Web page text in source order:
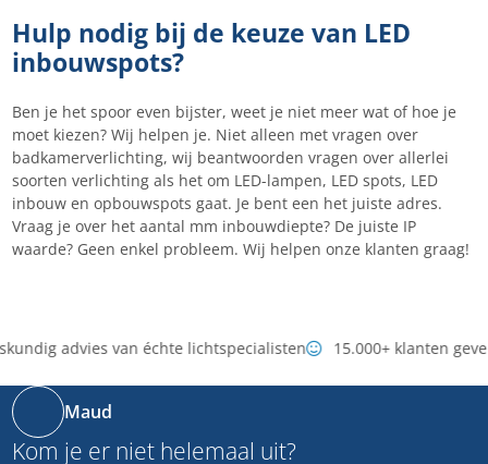
Hulp nodig bij de keuze van LED
inbouwspots?
Ben je het spoor even bijster, weet je niet meer wat of hoe je
moet kiezen? Wij helpen je. Niet alleen met vragen over
badkamerverlichting, wij beantwoorden vragen over allerlei
soorten verlichting als het om LED-lampen, LED spots, LED
inbouw en opbouwspots gaat. Je bent een het juiste adres.
Vraag je over het aantal mm inbouwdiepte? De juiste IP
waarde? Geen enkel probleem. Wij helpen onze klanten graag!
advies van échte lichtspecialisten 15.000+ klanten
Maud
Kom je er niet helemaal uit?